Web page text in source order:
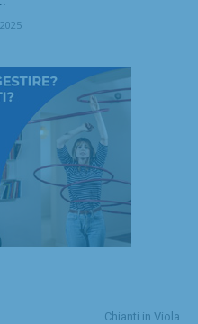
Chianti in Viola